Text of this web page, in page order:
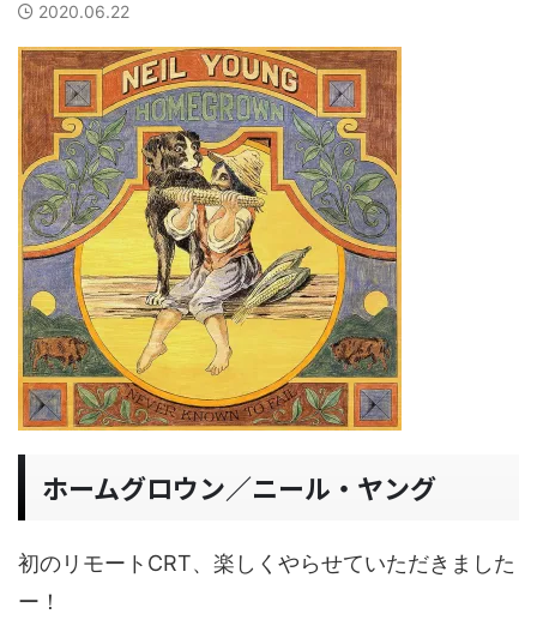
2020.06.22
ホームグロウン／ニール・ヤング
初のリモートCRT、楽しくやらせていただきました
ー！